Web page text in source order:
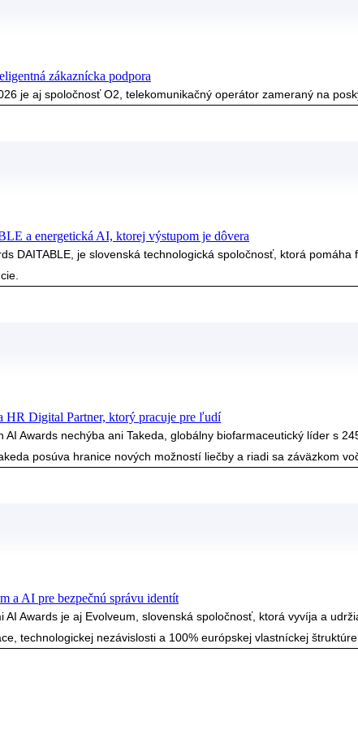
zákaznícka podpora
je aj spoločnosť O2, telekomunikačný operátor zameraný na
a energetická AI, ktorej výstupom je dôvera
DAITABLE, je slovenská technologická spoločnosť, ktorá
HR Digital Partner, ktorý pracuje pre ľudí
AI Awards nechýba ani Takeda, globálny biofarmaceutický líder s
posúva hranice nových možností liečby a riadi sa záväzkom
a AI pre bezpečnú správu identít
AI Awards je aj Evolveum, slovenská spoločnosť, ktorá vyvíja a
technologickej nezávislosti a 100% európskej vlastníckej